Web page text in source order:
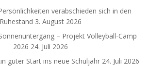
verabschieden sich in den
Ruhestand 3. August 2026
– Projekt Volleyball-Camp
2026 24. Juli 2026
guter Start ins neue Schuljahr 24. Juli 2026